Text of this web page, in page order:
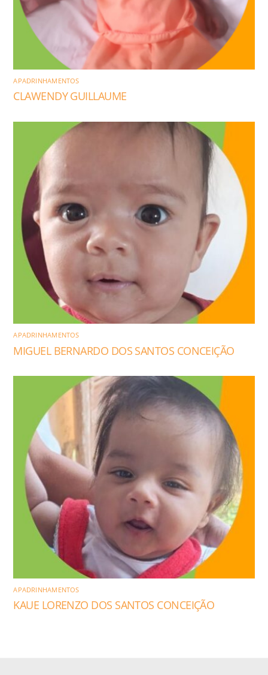
APADRINHAMENTOS
CLAWENDY GUILLAUME
APADRINHAMENTOS
MIGUEL BERNARDO DOS SANTOS CONCEIÇÃO
APADRINHAMENTOS
KAUE LORENZO DOS SANTOS CONCEIÇÃO